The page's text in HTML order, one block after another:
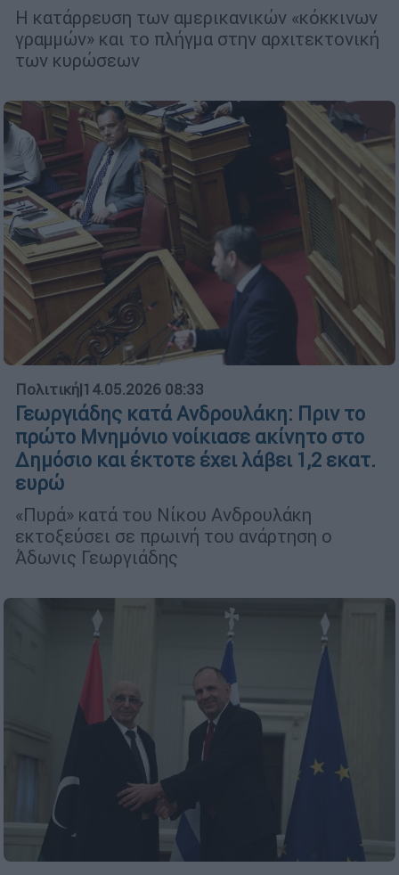
Η κατάρρευση των αμερικανικών «κόκκινων
γραμμών» και το πλήγμα στην αρχιτεκτονική
των κυρώσεων
Πολιτική|14.05.2026 08:33
Γεωργιάδης κατά Ανδρουλάκη: Πριν το
πρώτο Μνημόνιο νοίκιασε ακίνητο στο
Δημόσιο και έκτοτε έχει λάβει 1,2 εκατ.
ευρώ
«Πυρά» κατά του Νίκου Ανδρουλάκη
εκτοξεύσει σε πρωινή του ανάρτηση ο
Άδωνις Γεωργιάδης